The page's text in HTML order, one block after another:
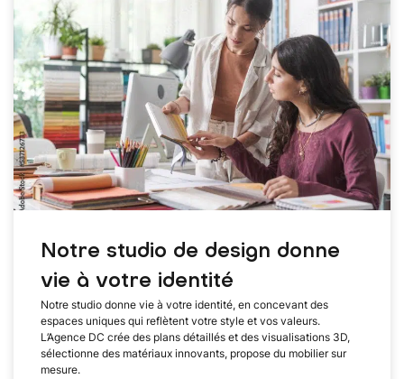
Notre studio de design donne
vie à votre identité
Notre studio donne vie à votre identité, en concevant des
espaces uniques qui reflètent votre style et vos valeurs.
L’Agence DC crée des plans détaillés et des visualisations 3D,
sélectionne des matériaux innovants, propose du mobilier sur
mesure.